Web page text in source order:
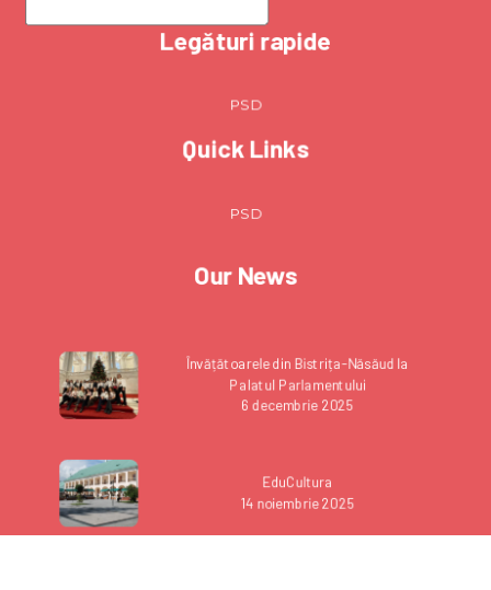
Legături rapide
PSD
Quick Links
PSD
Our News
Învățătoarele din Bistrița-Năsăud la
Palatul Parlamentului
6 decembrie 2025
EduCultura
14 noiembrie 2025